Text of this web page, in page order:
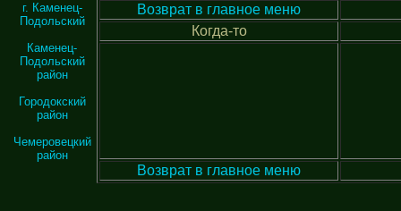
г. Каменец-
Подольский
Каменец-
Подольский
район
Городокский
район
Чемеровецкий
район
Возврат в главное меню
Когда-то
Возврат в главное меню